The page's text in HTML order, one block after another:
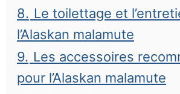
8. Le toilettage et
l’Alaskan malamute
9. Les accessoires
pour l’Alaskan malamute